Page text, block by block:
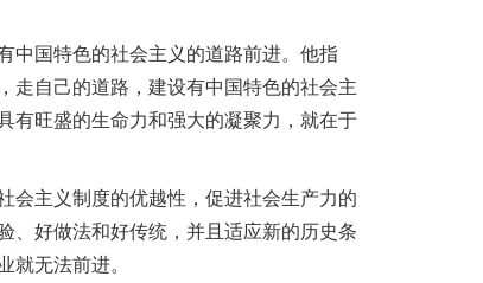
国特色的社会主义的道路前进。他指
走自己的道路，建设有中国特色的社会主
有旺盛的生命力和强大的凝聚力，就在于
主义制度的优越性，促进社会生产力的
、好做法和好传统，并且适应新的历史条
就无法前进。